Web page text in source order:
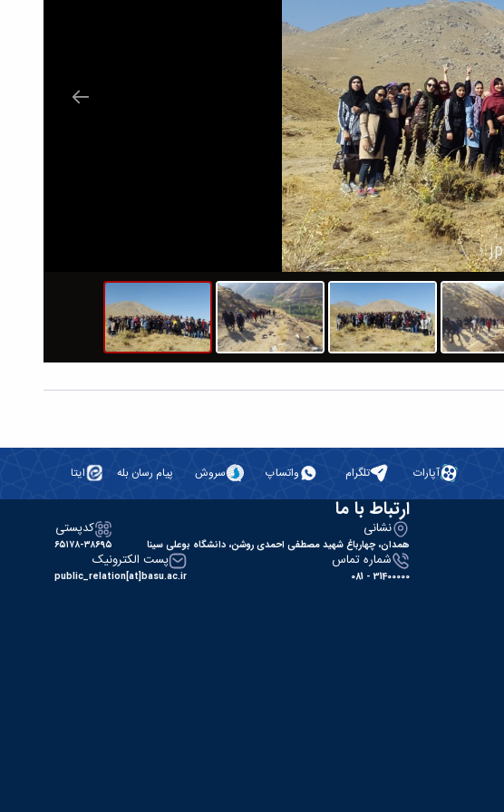
آپارات تلگرام واتساپ سروش پیام رسان بله ایتا
ارتباط با ما
نشانی
همدان، چهارباغ شهید مصطفی احمدی روشن، دانشگاه بوعلی سینا
کدپستی
۶۵۱۷۸-۳۸۶۹۵
شماره تماس
31400000 - 081
پست الکترونیک
public_relation[at]basu.ac.ir